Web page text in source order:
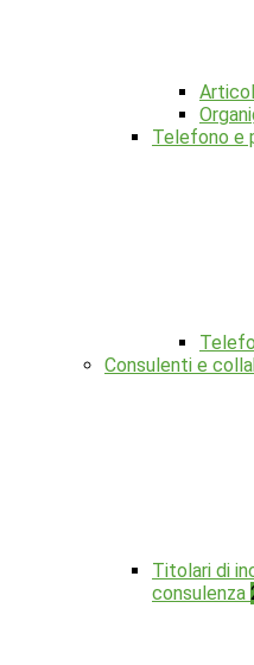
Telefono e
Consulenti e
Titolari di
consulenza